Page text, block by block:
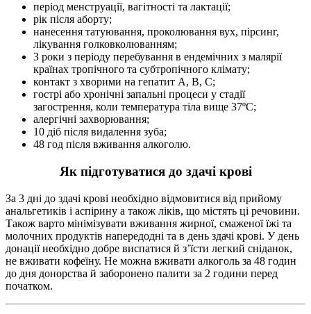
період менструації, вагітності та лактації;
рік після аборту;
нанесення татуювання, проколювання вух, пірсинг,
лікування голковколюванням;
3 роки з періоду перебування в ендемічних з малярії
країнах тропічного та субтропічного клімату;
контакт з хворими на гепатит А, В, С;
гострі або хронічні запальні процеси у стадії
загострення, коли температура тіла вище 37ºС;
алергічні захворювання;
10 діб після видалення зуба;
48 год після вживання алкоголю.
Як підготуватися до здачі крові
За 3 дні до здачі крові необхідно відмовитися від прийому
анальгетиків і аспірину а також ліків, що містять ці речовини.
Також варто мінімізувати вживання жирної, смаженої їжі та
молочних продуктів напередодні та в день здачі крові. У день
донації необхідно добре виспатися й з’їсти легкий сніданок,
не вживати кофеїну. Не можна вживати алкоголь за 48 годин
до дня донорства й заборонено палити за 2 години перед
початком.